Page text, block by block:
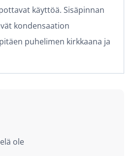
käyttöä. Sisäpinnan
kondensaation
puhelimen kirkkaana ja
ole